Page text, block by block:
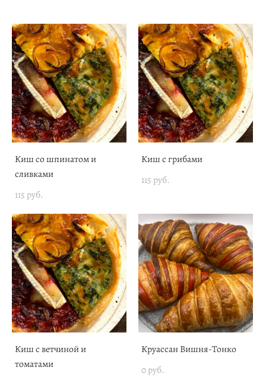
Киш со шпинатом и
сливками
115 pуб.
Киш с грибами
115 pуб.
Киш с ветчиной и
томатами
Круассан Вишня-Тонко
0 pуб.